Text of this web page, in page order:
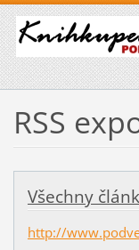
RSS
Všechny
http://